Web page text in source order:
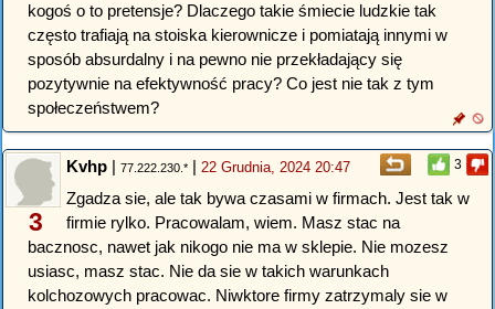
kogoś o to pretensje? Dlaczego takie śmiecie ludzkie tak
często trafiają na stoiska kierownicze i pomiatają innymi w
sposób absurdalny i na pewno nie przekładający się
pozytywnie na efektywność pracy? Co jest nie tak z tym
społeczeństwem?
3
3
Kvhp | 77.222.230.* | 22 Grudnia, 2024 20:47
Zgadza sie, ale tak bywa czasami w firmach. Jest tak w
firmie rylko. Pracowalam, wiem. Masz stac na
bacznosc, nawet jak nikogo nie ma w sklepie. Nie mozesz
usiasc, masz stac. Nie da sie w takich warunkach
kolchozowych pracowac. Niwktore firmy zatrzymaly sie w